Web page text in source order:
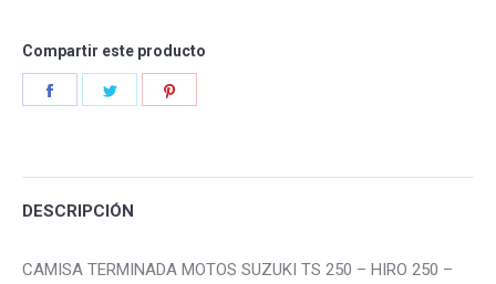
Compartir este producto
DESCRIPCIÓN
CAMISA TERMINADA MOTOS SUZUKI TS 250 – HIRO 250 –